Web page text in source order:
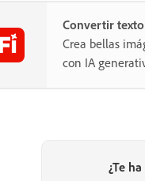
Convertir
Crea bellas
con IA
¿Te